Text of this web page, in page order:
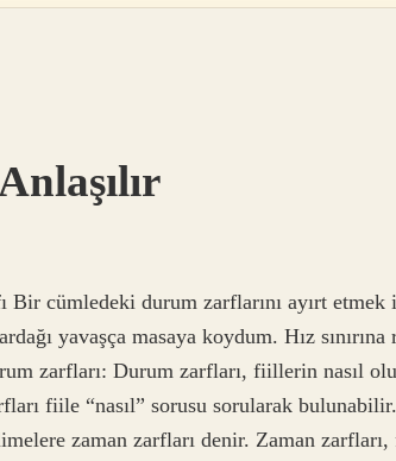
Bir cümledeki durum zarflarını ayırt etmek
yavaşça masaya koydum. Hız sınırına
zarfları: Durum zarfları, fiillerin nasıl
fiile “nasıl” sorusu sorularak
zaman zarfları denir. Zaman